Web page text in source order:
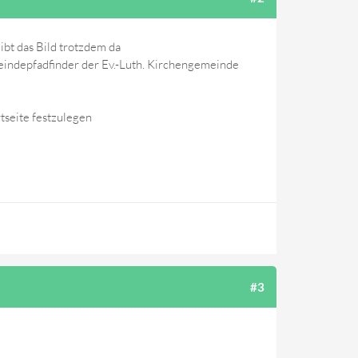
das Bild trotzdem da
der Ev.-Luth. Kirchengemeinde
festzulegen
#3